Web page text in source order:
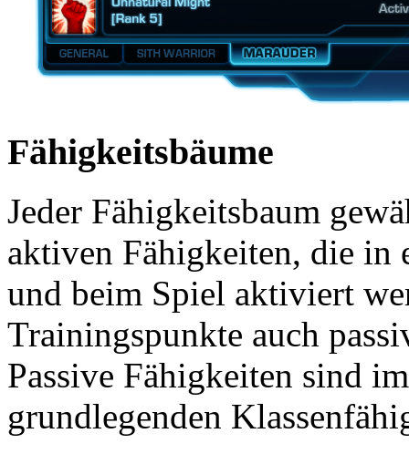
Fähigkeitsbäume
Jeder Fähigkeitsbaum
aktiven Fähigkeiten, die in
und beim Spiel aktiviert
Trainingspunkte auch
Passive Fähigkeiten sind
grundlegenden